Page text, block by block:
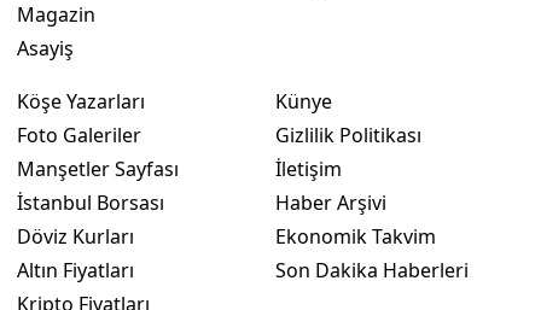
Magazin
Asayiş
Köşe Yazarları
Foto Galeriler
Manşetler Sayfası
İstanbul Borsası
Döviz Kurları
Altın Fiyatları
Kripto Fiyatları
Künye
Gizlilik Politikası
İletişim
Haber Arşivi
Ekonomik Takvim
Son Dakika Haberleri